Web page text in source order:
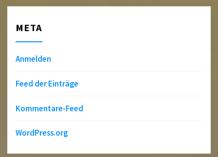
META
Anmelden
Feed der Einträge
Kommentare-Feed
WordPress.org